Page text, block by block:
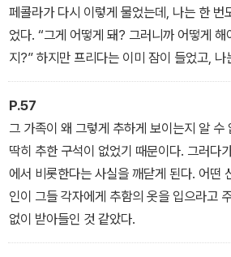
게 말했다.
페콜라가 다시 이렇게 물었는데, 나는 한 번
었다. “그게 어떻게 돼? 그러니까 어떻게
지?” 하지만 프리다는 이미 잠이 들었고, 나
P.57
그 가족이 왜 그렇게 추하게 보이는지 알 수
딱히 추한 구석이 없었기 때문이다. 그러다
에서 비롯한다는 사실을 깨닫게 된다. 어떤
인이 그들 각자에게 추함의 옷을 입으라고
없이 받아들인 것 같았다.